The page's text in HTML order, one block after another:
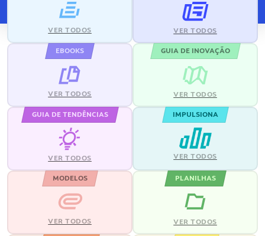
VER TODOS VER TODOS
EBOOKS
VER TODOS
GUIA DE INOVAÇÃO
VER TODOS
GUIA DE TENDÊNCIAS
VER TODOS
IMPULSIONA
VER TODOS
MODELOS
VER TODOS
PLANILHAS
VER TODOS